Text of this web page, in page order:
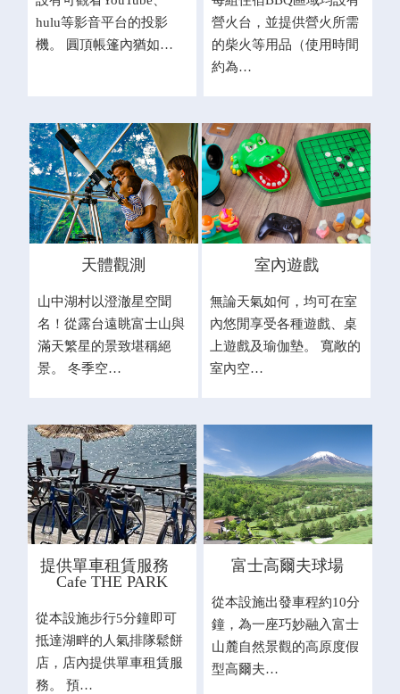
hulu等影音平台的投影
機。 圓頂帳篷內猶如…
營火台，並提供營火所需
的柴火等用品（使用時間
約為…
天體觀測
山中湖村以澄澈星空聞
名！從露台遠眺富士山與
滿天繁星的景致堪稱絕
景。 冬季空…
室內遊戲
無論天氣如何，均可在室
內悠閒享受各種遊戲、桌
上遊戲及瑜伽墊。 寬敞的
室內空…
提供單車租賃服務
Cafe THE PARK
從本設施步行5分鐘即可
抵達湖畔的人氣排隊鬆餅
店，店內提供單車租賃服
務。 預…
富士高爾夫球場
從本設施出發車程約10分
鐘，為一座巧妙融入富士
山麓自然景觀的高原度假
型高爾夫…